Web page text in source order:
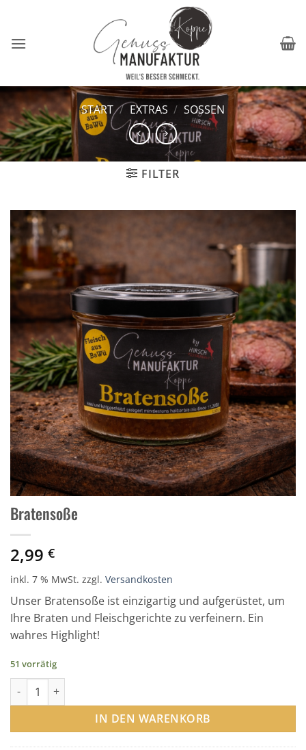
springen
START / EXTRAS / SOSSEN
FILTER
Bratensoße
2,99 €
inkl. 7 % MwSt. zzgl. Versandkosten
Unser Bratensoße ist einzigartig und aufgerüstet, um
Ihre Braten und Fleischgerichte zu verfeinern. Ein
wahres Highlight!
51 vorrätig
Bratensoße Menge
IN DEN WARENKORB